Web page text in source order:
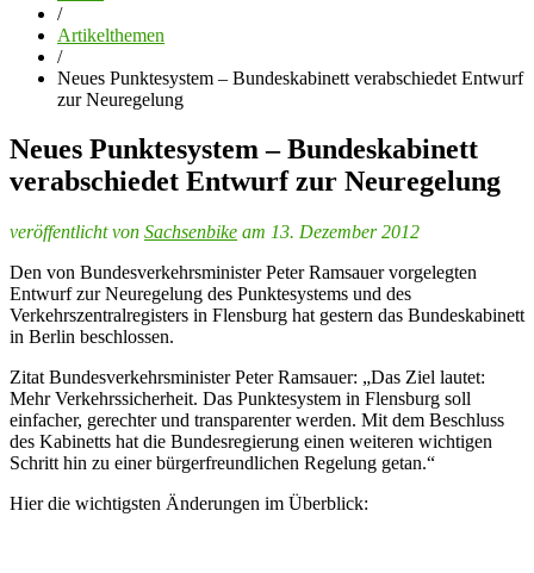
/
Artikelthemen
/
Neues Punktesystem – Bundeskabinett verabschiedet Entwurf
zur Neuregelung
Neues Punktesystem – Bundeskabinett
verabschiedet Entwurf zur Neuregelung
veröffentlicht von Sachsenbike am 13. Dezember 2012
Den von Bundesverkehrsminister Peter Ramsauer vorgelegten
Entwurf zur Neuregelung des Punktesystems und des
Verkehrszentralregisters in Flensburg hat gestern das Bundeskabinett
in Berlin beschlossen.
Zitat Bundesverkehrsminister Peter Ramsauer: „Das Ziel lautet:
Mehr Verkehrssicherheit. Das Punktesystem in Flensburg soll
einfacher, gerechter und transparenter werden. Mit dem Beschluss
des Kabinetts hat die Bundesregierung einen weiteren wichtigen
Schritt hin zu einer bürgerfreundlichen Regelung getan.“
Hier die wichtigsten Änderungen im Überblick: